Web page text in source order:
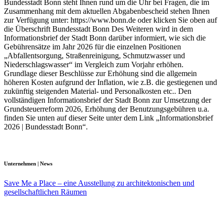
Bundesstadt Bonn steht Ihnen rund um die Uhr bei Fragen, die im
Zusammenhang mit dem aktuellen Abgabenbescheid stehen Ihnen
zur Verfügung unter: https://www.bonn.de oder klicken Sie oben auf
die Überschrift Bundesstadt Bonn Des Weiteren wird in dem
Informationsbrief der Stadt Bonn darüber informiert, wie sich die
Gebührensätze im Jahr 2026 für die einzelnen Positionen
„Abfallentsorgung, Straßenreinigung, Schmutzwasser und
Niederschlagswasser“ im Vergleich zum Vorjahr erhöhen.
Grundlage dieser Beschlüsse zur Erhöhung sind die allgemein
höheren Kosten aufgrund der Inflation, wie z.B. die gestiegenen und
zukünftig steigenden Material- und Personalkosten etc.. Den
vollständigen Informationsbrief der Stadt Bonn zur Umsetzung der
Grundsteuerreform 2026, Erhöhung der Benutzungsgebühren u.a.
finden Sie unten auf dieser Seite unter dem Link „Informationsbrief
2026 | Bundesstadt Bonn“.
Unternehmen | News
Save Me a Place – eine Ausstellung zu architektonischen und
gesellschaftlichen Räumen